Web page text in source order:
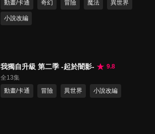
動畫/卡通
奇幻 冒險 魔法 異世界
小說改編
我獨自升級 第二季 -起於闇影-
9.8
全13集
動畫/卡通
冒險 異世界 小說改編